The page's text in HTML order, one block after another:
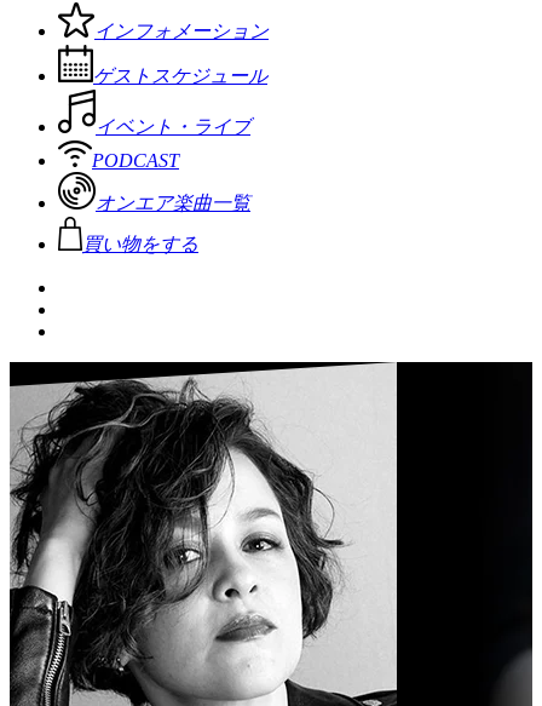
インフォメーション
ゲストスケジュール
イベント・ライブ
PODCAST
オンエア楽曲一覧
買い物をする